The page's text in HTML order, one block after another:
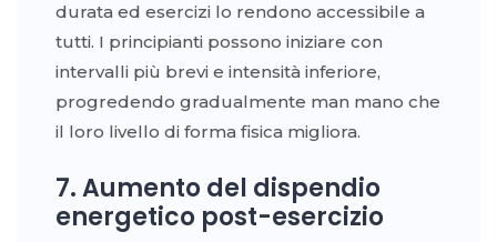
durata ed esercizi lo rendono accessibile a
tutti. I principianti possono iniziare con
intervalli più brevi e intensità inferiore,
progredendo gradualmente man mano che
il loro livello di forma fisica migliora.
7. Aumento del dispendio
energetico post-esercizio